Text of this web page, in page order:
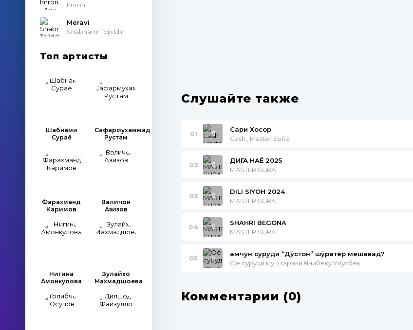
Imron
Meravi
Shabnami Tojiddin
Топ артисты
Шабнами
Сураё
Сафармухаммад
Рустам
Фарахманд
Каримов
Валичон
Азизов
Нигина
Амонкулова
Зулайхо
Махмадшоева
Слушайте также
01
Сари Хосор
Cash , Master SuRa
02
ДИГА НАЁ 2025
MASTER SURA
03
DILI SIYOH 2024
MASTER SURA
04
SHAHRI BEGONA
MASTER SURA
05
ҳамчун суруди “Дӯстон” шӯҳратёр мешавад?
Оё суруди муштараки Ҷонибеку Улуғбек
Комментарии (0)